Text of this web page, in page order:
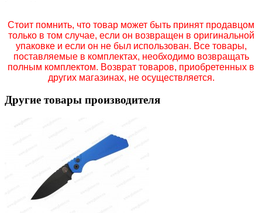
Стоит помнить, что товар может быть принят продавцом
только в том случае, если он возвращен в оригинальной
упаковке и если он не был использован. Все товары,
поставляемые в комплектах, необходимо возвращать
полным комплектом. Возврат товаров, приобретенных в
других магазинах, не осуществляется.
Другие товары производителя